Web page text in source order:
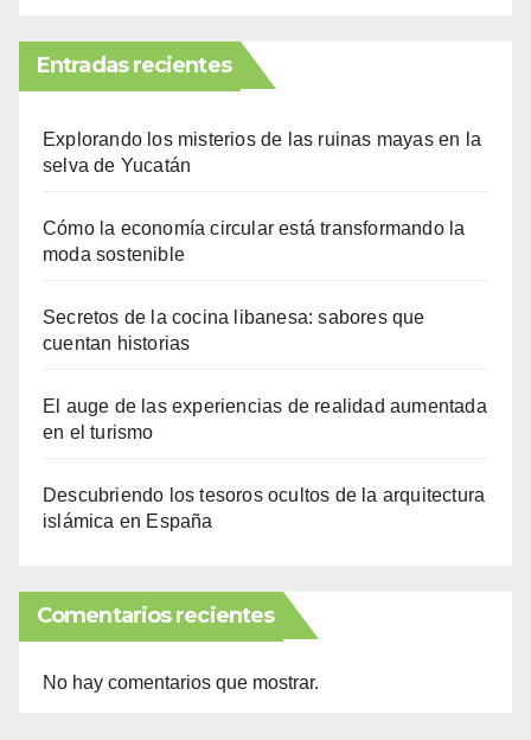
Entradas recientes
Explorando los misterios de las ruinas mayas en la
selva de Yucatán
Cómo la economía circular está transformando la
moda sostenible
Secretos de la cocina libanesa: sabores que
cuentan historias
El auge de las experiencias de realidad aumentada
en el turismo
Descubriendo los tesoros ocultos de la arquitectura
islámica en España
Comentarios recientes
No hay comentarios que mostrar.